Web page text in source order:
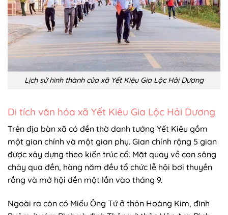
Lịch sử hình thành của xã Yết Kiêu Gia Lộc Hải Dương
Di tích văn hóa xã Yết Kiêu Gia Lộc Hải Dương
Trên địa bàn xã có đền thờ danh tướng Yết Kiêu gồm
một gian chính và một gian phụ. Gian chính rộng 5 gian
được xây dựng theo kiến trúc cổ. Mặt quay về con sông
chảy qua đền, hàng năm đều tổ chức lễ hội bơi thuyền
rồng và mở hội đền một lần vào tháng 9.
Ngoài ra còn có Miếu Ông Tứ ở thôn Hoàng Kim, đình